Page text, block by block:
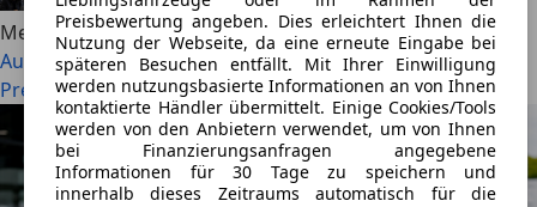
Preisbewertung angeben. Dies erleichtert Ihnen die
Nutzung der Webseite, da eine erneute Eingabe bei
späteren Besuchen entfällt. Mit Ihrer Einwilligung
werden nutzungsbasierte Informationen an von Ihnen
kontaktierte Händler übermittelt. Einige Cookies/Tools
werden von den Anbietern verwendet, um von Ihnen
bei Finanzierungsanfragen angegebene
Informationen für 30 Tage zu speichern und
innerhalb dieses Zeitraums automatisch für die
Mehr lesen
Autokauf-Ratgeber: Die besten Plattformen für maximale
Preistransparenz